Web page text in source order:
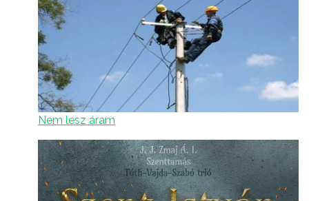
Nem lesz áram